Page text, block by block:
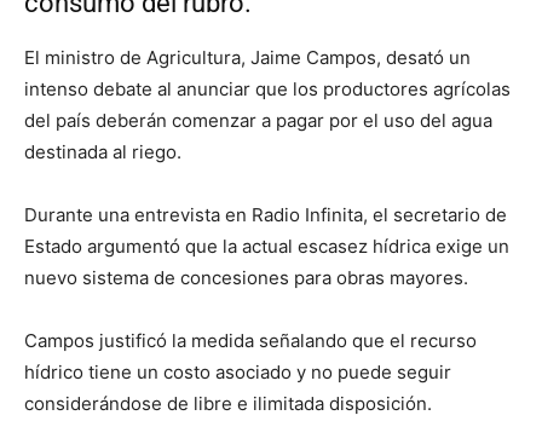
El ministro de Agricultura, Jaime Campos, desató un
intenso debate al anunciar que los productores agrícolas
del país deberán comenzar a pagar por el uso del agua
destinada al riego.
Durante una entrevista en Radio Infinita, el secretario de
Estado argumentó que la actual escasez hídrica exige un
nuevo sistema de concesiones para obras mayores.
Campos justificó la medida señalando que el recurso
hídrico tiene un costo asociado y no puede seguir
considerándose de libre e ilimitada disposición.